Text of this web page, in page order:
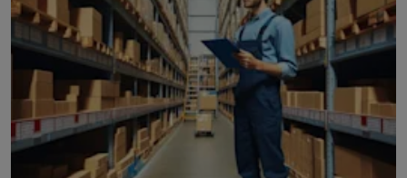
Divertissement
Smart TV Enceintes connectées
Google TV
CuisineRéfrigérateurs connectés Lave-vaisselle connectés
Ménage & santéLave-linge connectésSèche-linge connectés
Produits éco
Éco-chèques
Éco-chèques infoTous les produits éco Toutes les
Reconditionné
Smartphones reconditionnés Tablettes reconditionnés